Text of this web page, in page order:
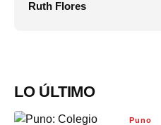
Ruth Flores
LO ÚLTIMO
Puno